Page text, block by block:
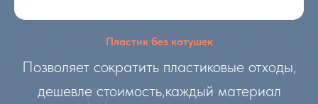
Пластик без катушек
Позволяет сократить пластиковые отходы,
дешевле стоимость,каждый материал